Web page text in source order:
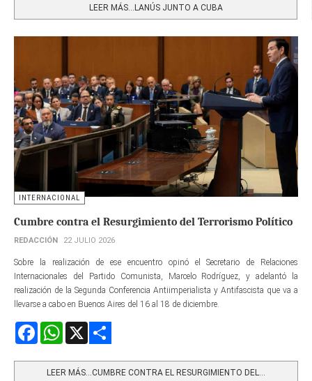
LEER MÁS…LANÚS JUNTO A CUBA
INTERNACIONAL
Cumbre contra el Resurgimiento del Terrorismo Político
REDACCIÓN 22 JULIO 2026
Sobre la realización de ese encuentro opinó el Secretario de Relaciones
Internacionales del Partido Comunista, Marcelo Rodríguez, y adelantó la
realización de la Segunda Conferencia Antiimperialista y Antifascista que va a
llevarse a cabo en Buenos Aires del 16 al 18 de diciembre.
FacebookWhatsApp
LEER MÁS…CUMBRE CONTRA EL RESURGIMIENTO DEL...